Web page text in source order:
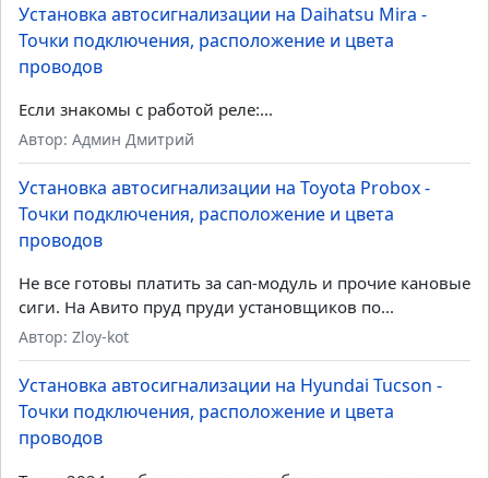
Установка автосигнализации на Daihatsu Mira -
Точки подключения, расположение и цвета
проводов
Если знакомы с работой реле:...
Автор: Админ Дмитрий
Установка автосигнализации на Toyota Probox -
Точки подключения, расположение и цвета
проводов
Не все готовы платить за can-модуль и прочие кановые
сиги. На Авито пруд пруди установщиков по...
Автор: Zloy-kot
Установка автосигнализации на Hyundai Tucson -
Точки подключения, расположение и цвета
проводов